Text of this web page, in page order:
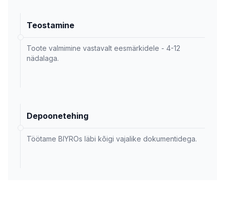
Teostamine
Toote valmimine vastavalt eesmärkidele - 4-12
nädalaga.
Depoonetehing
Töötame BIYROs läbi kõigi vajalike dokumentidega.